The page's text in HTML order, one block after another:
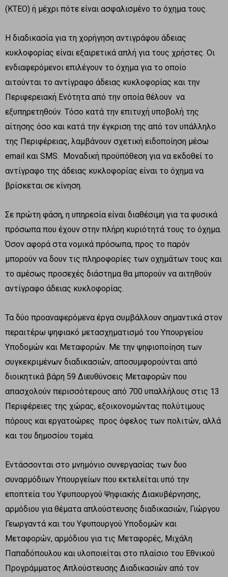
(ΚΤΕΟ) ή μέχρι πότε είναι ασφαλισμένο το όχημα τους.
Η διαδικασία για τη χορήγηση αντιγράφου άδειας
κυκλοφορίας είναι εξαιρετικά απλή για τους χρήστες. Οι
ενδιαφερόμενοι επιλέγουν το όχημα για το οποίο
αιτούνται το αντίγραφο άδειας κυκλοφορίας και την
Περιφερειακή Ενότητα από την οποία θέλουν να
εξυπηρετηθούν. Τόσο κατά την επιτυχή υποβολή της
αίτησης όσο και κατά την έγκριση της από τον υπάλληλο
της Περιφέρειας, λαμβάνουν σχετική ειδοποίηση μέσω
email και SMS. Μοναδική προϋπόθεση για να εκδοθεί το
αντίγραφο της άδειας κυκλοφορίας είναι το όχημα να
βρίσκεται σε κίνηση.
Σε πρώτη φάση, η υπηρεσία είναι διαθέσιμη για τα φυσικά
πρόσωπα που έχουν στην πλήρη κυριότητά τους το όχημα.
Όσον αφορά στα νομικά πρόσωπα, προς το παρόν
μπορούν να δουν τις πληροφορίες των οχημάτων τους και
το αμέσως προσεχές διάστημα θα μπορούν να αιτηθούν
αντίγραφο άδειας κυκλοφορίας.
Τα δύο προαναφερόμενα έργα συμβάλλουν σημαντικά στον
περαιτέρω ψηφιακό μετασχηματισμό του Υπουργείου
Υποδομών και Μεταφορών. Με την ψηφιοποίηση των
συγκεκριμένων διαδικασιών, αποσυμφορούνται από
διοικητικά βάρη 59 Διευθύνσεις Μεταφορών που
απασχολούν περισσότερους από 700 υπαλλήλους στις 13
Περιφέρειες της χώρας, εξοικονομώντας πολύτιμους
πόρους και εργατοώρες προς όφελος των πολιτών, αλλά
και του δημοσίου τομέα.
Εντάσσονται στο μνημόνιο συνεργασίας των δυο
συναρμόδιων Υπουργείων που εκτελείται υπό την
εποπτεία του Υφυπουργού Ψηφιακής Διακυβέρνησης,
αρμόδιου για θέματα απλούστευσης διαδικασιών, Γιώργου
Γεωργαντά και του Υφυπουργού Υποδομών και
Μεταφορών, αρμόδιου για τις Μεταφορές, Μιχάλη
Παπαδόπουλου και υλοποιείται στο πλαίσιο του Εθνικού
Προγράμματος Απλούστευσης Διαδικασιών από τον